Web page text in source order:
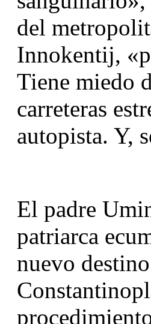
del
Innokentij,
Tiene miedo
carreteras
autopista. Y,
El padre
patriarca
nuevo